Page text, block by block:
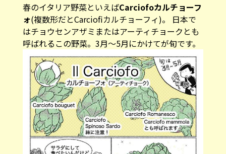
春のイタリア野菜といえばCarciofoカルチョーフ
ォ(複数形だとCarciofiカルチョーフィ)。 日本で
はチョウセンアザミまたはアーティチョークとも
呼ばれるこの野菜。3月〜5月にかけてが旬です。